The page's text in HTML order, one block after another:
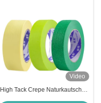
Video
High Tack Crepe Naturkautschuk